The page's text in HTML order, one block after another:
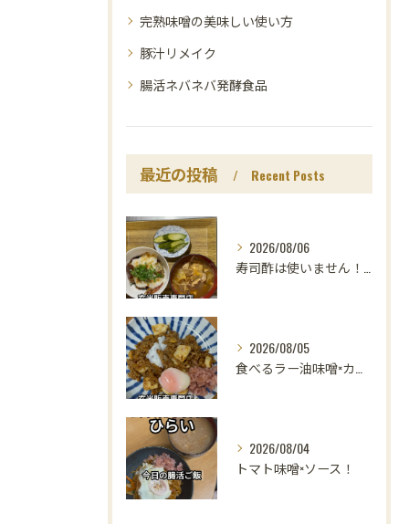
完熟味噌の美味しい使い方
豚汁リメイク
腸活ネバネバ発酵食品
最近の投稿 Recent Posts
2026/08/06
寿司酢は使いません！😳
2026/08/05
食べるラー油味噌×カレー！
2026/08/04
トマト味噌×ソース！